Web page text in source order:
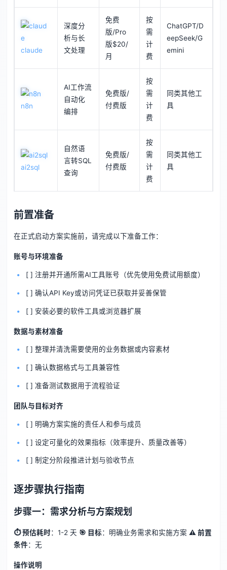
claude
深度分
析与长
文处理
免费
版/Pro
版$20/
月
按
需
计
费
ChatGPT/D
eepSeek/G
emini
n8n
AI工作流
自动化
编排
免费版/
付费版
按
需
计
费
同类其他工
具
ai2sql
自然语
言转SQL
查询
免费版/
付费版
按
需
计
费
同类其他工
具
前置准备
在正式启动方案实施前，请完成以下准备工作：
账号与环境准备
[ ] 注册并开通所需AI工具账号（优先使用免费试用额度）
[ ] 确认API Key或访问凭证已获取并妥善保管
[ ] 安装必要的软件工具或浏览器扩展
数据与素材准备
[ ] 整理并清洗需要使用的业务数据或内容素材
[ ] 确认数据格式与工具兼容性
[ ] 准备测试数据用于流程验证
团队与目标对齐
[ ] 明确方案实施的责任人和参与成员
[ ] 设定可量化的效果指标（效率提升、质量改善等）
[ ] 制定分阶段推进计划与验收节点
逐步骤执行指南
步骤一：需求分析与方案规划
⏱ 预估耗时：1-2 天 🎯 目标：明确业务需求和实施方案 ⚠️ 前置
条件：无
操作说明